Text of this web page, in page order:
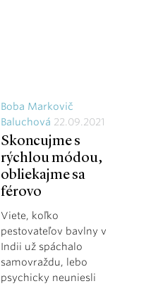
Boba Markovič
Baluchová 22.09.2021
Skoncujme s
rýchlou módou,
obliekajme sa
férovo
Viete, koľko
pestovateľov bavlny v
Indii už spáchalo
samovraždu, lebo
psychicky neuniesli